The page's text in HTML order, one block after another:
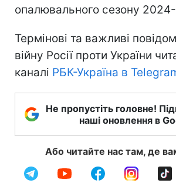
опалювального сезону
Термінові та важливі
війну Росії проти України
каналі РБК-Україна в
Не пропустіть головне!
наші оновлення в
Або читайте нас там, де